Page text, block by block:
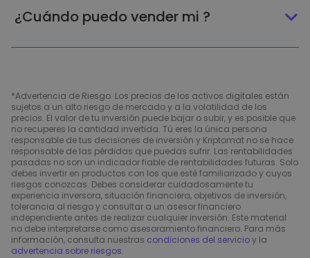
¿Cuándo puedo vender mi ?
*Advertencia de Riesgo: Los precios de los activos digitales están
sujetos a un alto riesgo de mercado y a la volatilidad de los
precios. El valor de tu inversión puede bajar o subir, y es posible que
no recuperes la cantidad invertida. Tú eres la única persona
responsable de tus decisiones de inversión y Kriptomat no se hace
responsable de las pérdidas que puedas sufrir. Las rentabilidades
pasadas no son un indicador fiable de rentabilidades futuras. Solo
debes invertir en productos con los que esté familiarizado y cuyos
riesgos conozcas. Debes considerar cuidadosamente tu
experiencia inversora, situación financiera, objetivos de inversión,
tolerancia al riesgo y consultar a un asesor financiero
independiente antes de realizar cualquier inversión. Este material
no debe interpretarse como asesoramiento financiero. Para más
información, consulta nuestras condiciones del servicioy la
advertencia sobre riesgos.